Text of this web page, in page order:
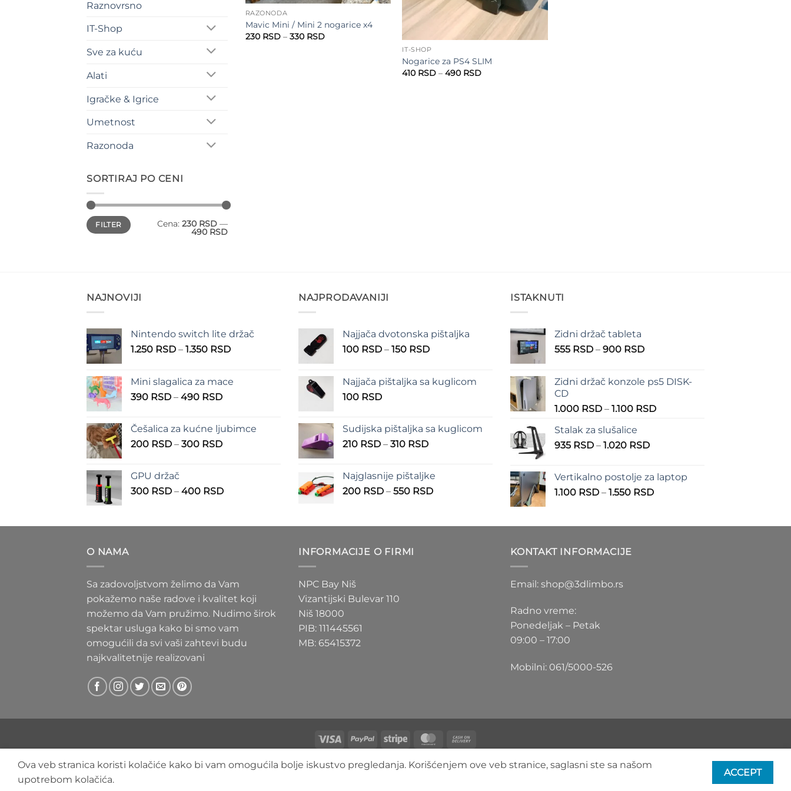
Raznovrsno
IT-Shop
Sve za kuću
Alati
Igračke & Igrice
Umetnost
Razonoda
SORTIRAJ PO CENI
Minimalna
cena
Maksimalna
cenaFILTER Cena: 230 RSD —
490 RSD
RAZONODA
Mavic Mini / Mini 2 nogarice x4
230 RSD – 330 RSDRaspon
IT-SHOP
Nogarice za PS4 SLIM
410 RSD – 490 RSDRaspon
NAJNOVIJI
Nintendo switch lite držač
1.250 RSD – 1.350 RSDRaspon
1.250 RSD
Mini slagalica za mace
390 RSD – 490 RSDRaspon
390 RSD
do
Češalica za kućne ljubimce
200 RSD – 300 RSDRaspon
do
GPU držač
300 RSD – 400 RSDRaspon
300 RSD
NAJPRODAVANIJI
Najjača dvotonska pištaljka
100 RSD – 150 RSDRaspon
100 RSD
Najjača pištaljka sa kuglicom
100 RSD
Sudijska pištaljka sa kuglicom
210 RSD – 310 RSDRaspon
210 RSD
do
Najglasnije pištaljke
200 RSD – 550 RSDRaspon
200 RSD
ISTAKNUTI
Zidni držač tableta
555 RSD – 900 RSDRaspon
555 RSD
900 RSD
Zidni držač konzole ps5 DISK-
CD
1.000 RSD – 1.100 RSDRaspon
Stalak za slušalice
935 RSD – 1.020 RSDRaspon
935 RSD
do
Vertikalno postolje za laptop
1.100 RSD – 1.550 RSDRaspon
1.100 RSD
O NAMA
Sa zadovoljstvom želimo da Vam
pokažemo naše radove i kvalitet koji
možemo da Vam pružimo. Nudimo širok
spektar usluga kako bi smo vam
omogućili da svi vaši zahtevi budu
najkvalitetnije realizovani
INFORMACIJE O FIRMI
NPC Bay Niš
Vizantijski Bulevar 110
Niš 18000
PIB: 111445561
MB: 65415372
KONTAKT INFORMACIJE
Email: shop@3dlimbo.rs
Radno vreme:
Ponedeljak – Petak
09:00 – 17:00
Mobilni: 061/5000-526
Visa PayPal Stripe MasterCard
On
Delivery
O NAMA BLOG FAQ KONTAKT
Ova veb stranica koristi kolačiće kako bi vam omogućila bolje iskustvo pregledanja. Korišćenjem ove veb stranice, saglasni ste sa našom
upotrebom kolačića.
ACCEPT